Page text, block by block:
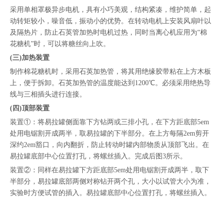
采用单相罩极异步电机，具有小巧美观，结构紧凑，维护简单，起
动转矩较小，噪音低，振动小的优势。在转动电机上安装风扇叶以
及隔热片，防止石英管加热时电机过热，同时当离心机应用为“棉
花糖机”时，可以将糖丝向上吹。
(三)加热装置
制作棉花糖机时，采用石英加热管，将其用绝缘胶带粘在上方木板
上，便于拆卸。石英加热管的温度能达到1200℃。必须采用绝热导
线与三相插头进行连接。
(四)顶部装置
装置①：将易拉罐侧面靠下方钻两或三排小孔，在下方距底部5em
处用电锯割开成两半，取易拉罐的下半部分。在上方每隔2em剪开
深约2em豁口，向内翻折，防止转动时罐内部物质从顶部飞出。在
易拉罐底部中心位置打孔，将螺丝插入。完成后图3所示。
装置②：同样在易拉罐下方距底部5em处用电锯割开成两半，取下
半部分，易拉罐底部两侧对称钻开两个孔，大小以试管大小为准，
实验时方便试管的插入。易拉罐底部中心位置打孔，将螺丝插入。